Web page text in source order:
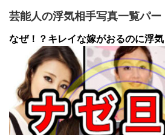
芸能人の浮気相手写真一覧パ
なぜ！？キレイな嫁がおるのに浮